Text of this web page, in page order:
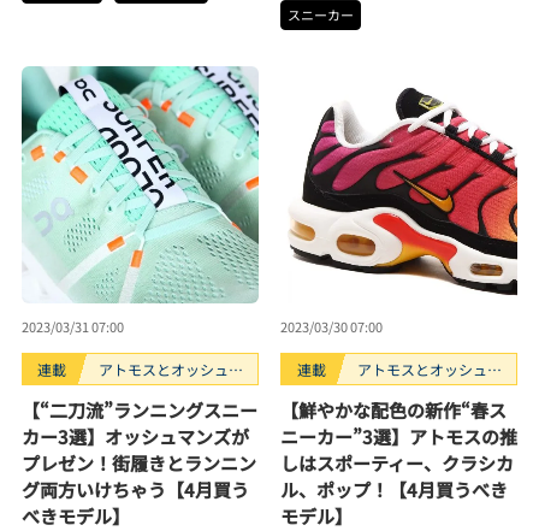
スニーカー
2023/03/31 07:00
連載
アトモスとオッシュマ
スニーカー3選。
【“二刀流”ランニングスニー
カー3選】オッシュマンズが
プレゼン！街履きとランニン
グ両方いけちゃう【4月買う
べきモデル】
2023/03/30 07:00
連載
アトモスとオッシュマ
スニーカー3選。
【鮮やかな配色の新作“春ス
ニーカー”3選】アトモスの推
しはスポーティー、クラシカ
ル、ポップ！【4月買うべき
モデル】